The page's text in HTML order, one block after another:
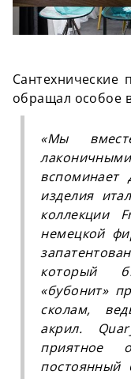
обращал особое
«Мы
изделия
коллекции
немецкой
который
«бубонит»
сколам,
акрил.
приятное
постоянный